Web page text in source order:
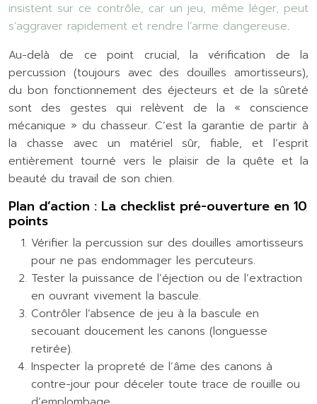
insistent sur ce contrôle, car un jeu, même léger, peut
s’aggraver rapidement et rendre l’arme dangereuse.
Au-delà de ce point crucial, la vérification de la
percussion (toujours avec des douilles amortisseurs),
du bon fonctionnement des éjecteurs et de la sûreté
sont des gestes qui relèvent de la « conscience
mécanique » du chasseur. C’est la garantie de partir à
la chasse avec un matériel sûr, fiable, et l’esprit
entièrement tourné vers le plaisir de la quête et la
beauté du travail de son chien.
Plan d’action : La checklist pré-ouverture en 10
points
Vérifier la percussion sur des douilles amortisseurs
pour ne pas endommager les percuteurs.
Tester la puissance de l’éjection ou de l’extraction
en ouvrant vivement la bascule.
Contrôler l’absence de jeu à la bascule en
secouant doucement les canons (longuesse
retirée).
Inspecter la propreté de l’âme des canons à
contre-jour pour déceler toute trace de rouille ou